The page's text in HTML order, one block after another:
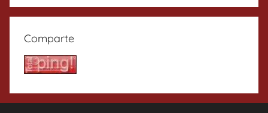
Comparte